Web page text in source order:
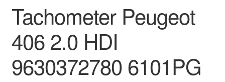
Reklamace
Reklamačný poriadok
Tachometer Peugeot
406 2.0 HDI
9630372780 6101PG